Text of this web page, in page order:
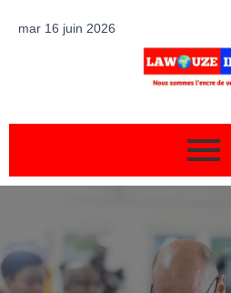
mar 16 juin 2026